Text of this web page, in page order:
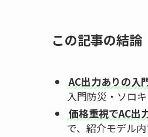
この記事の結論
AC出力ありの入
入門防災・ソロキ
価格重視でAC出
で、紹介モデル内